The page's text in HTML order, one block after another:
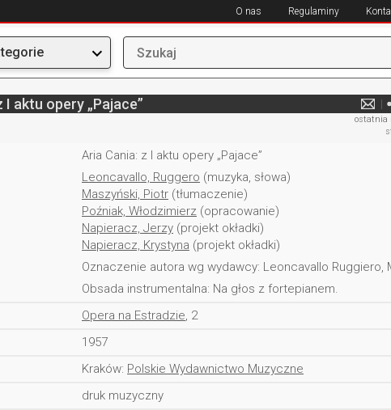
O nas Regulaminy
I aktu opery „Pajace”
ostatnia
Aria Cania: z I aktu opery „Pajace”
Leoncavallo, Ruggero (muzyka, słowa)
Maszyński, Piotr (tłumaczenie)
Poźniak, Włodzimierz (opracowanie)
Napieracz, Jerzy (projekt okładki)
Napieracz, Krystyna (projekt okładki)
Oznaczenie autora wg wydawcy: Leoncavallo Ruggiero,
Obsada instrumentalna: Na głos z fortepianem.
Opera na Estradzie, 2
1957
Kraków: Polskie Wydawnictwo Muzyczne
druk muzyczny